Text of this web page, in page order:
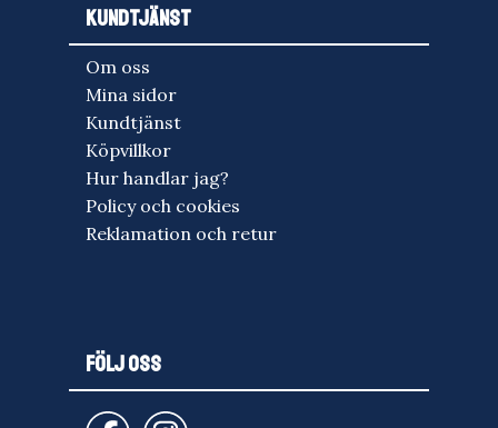
KUNDTJÄNST
Om oss
Mina sidor
Kundtjänst
Köpvillkor
Hur handlar jag?
Policy och cookies
Reklamation och retur
FÖLJ OSS